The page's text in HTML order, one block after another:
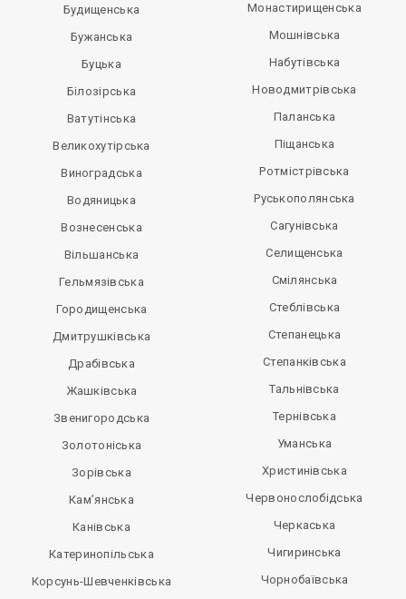
Будищенська
Бужанська
Буцька
Білозірська
Ватутінська
Великохутірська
Виноградська
Водяницька
Вознесенська
Вільшанська
Гельмязівська
Городищенська
Дмитрушківська
Драбівська
Жашківська
Звенигородська
Золотоніська
Зорівська
Кам’янська
Канівська
Катеринопільська
Корсунь-Шевченківська
Монастирищенська
Мошнівська
Набутівська
Новодмитрівська
Паланська
Піщанська
Ротмістрівська
Руськополянська
Сагунівська
Селищенська
Смілянська
Стеблівська
Степанецька
Степанківська
Тальнівська
Тернівська
Уманська
Христинівська
Червонослобідська
Черкаська
Чигиринська
Чорнобаївська